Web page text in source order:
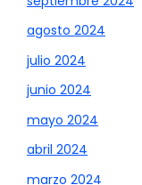
agosto 2024
julio 2024
junio 2024
mayo 2024
abril 2024
marzo 2024